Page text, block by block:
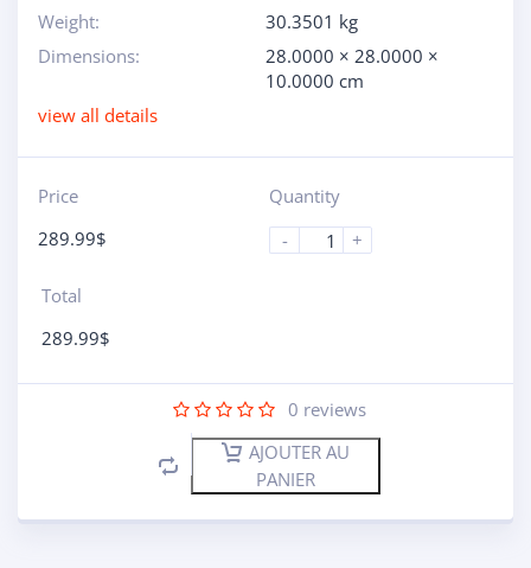
Weight:
30.3501 kg
Dimensions:
28.0000 × 28.0000 ×
10.0000 cm
view all details
Price
289.99$
Quantity
-
+
Total
289.99$
0 reviews
AJOUTER AU
PANIER